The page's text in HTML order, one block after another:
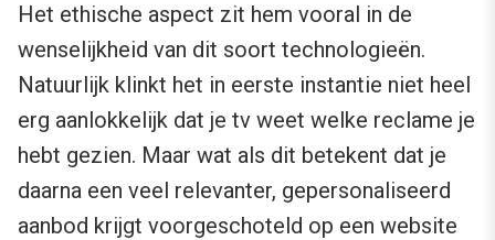
Het ethische aspect zit hem vooral in de
wenselijkheid van dit soort technologieën.
Natuurlijk klinkt het in eerste instantie niet heel
erg aanlokkelijk dat je tv weet welke reclame je
hebt gezien. Maar wat als dit betekent dat je
daarna een veel relevanter, gepersonaliseerd
aanbod krijgt voorgeschoteld op een website